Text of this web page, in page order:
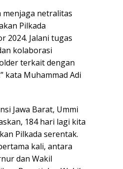
menjaga netralitas
Pilkada
2024. Jalani tugas
kolaborasi
terkait dengan
kata Muhammad Adi
Jawa Barat, Ummi
184 hari lagi kita
Pilkada serentak.
kali, antara
dan Wakil